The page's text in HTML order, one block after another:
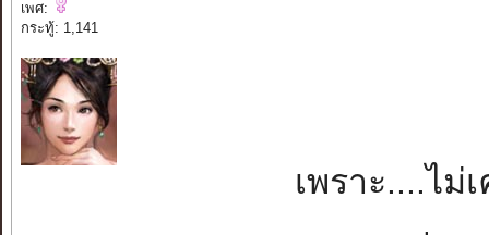
เพศ:
กระทู้: 1,141
เพราะ....ไม่